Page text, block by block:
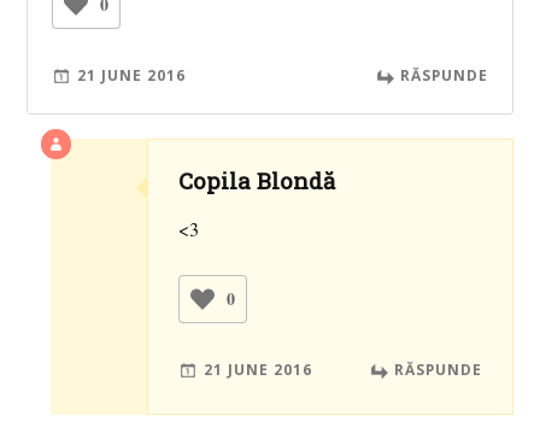
21 JUNE 2016 RĂSPUNDE
Copila Blondă
<3
0
21 JUNE 2016 RĂSPUNDE